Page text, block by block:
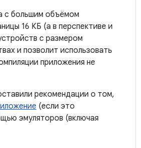
с большим объёмом
16 КБ (а в перспективе и
с размером
и позволит использовать
приложения не
рекомендации о том,
(если это
эмуляторов (включая